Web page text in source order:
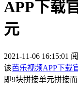
APP下载
元
2021-11-06 16:15:01
该芭乐视频APP下载
即9块拼接单元拼